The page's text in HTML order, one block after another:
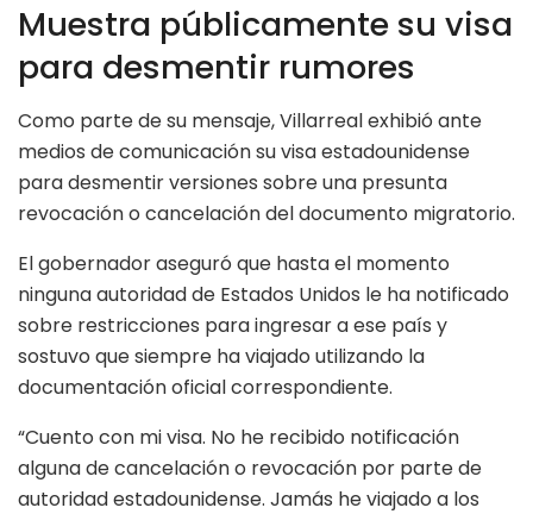
Muestra públicamente su visa
para desmentir rumores
Como parte de su mensaje, Villarreal exhibió ante
medios de comunicación su visa estadounidense
para desmentir versiones sobre una presunta
revocación o cancelación del documento migratorio.
El gobernador aseguró que hasta el momento
ninguna autoridad de Estados Unidos le ha notificado
sobre restricciones para ingresar a ese país y
sostuvo que siempre ha viajado utilizando la
documentación oficial correspondiente.
“Cuento con mi visa. No he recibido notificación
alguna de cancelación o revocación por parte de
autoridad estadounidense. Jamás he viajado a los